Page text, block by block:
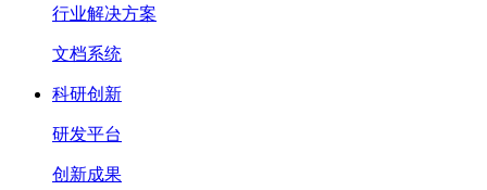
行业解决方案
文档系统
科研创新
研发平台
创新成果